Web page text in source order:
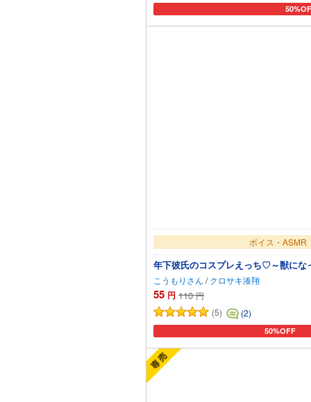
カート
ボイス・ASMR
年下彼氏のコスプレえっち♡～獣にな
こうもりさん / クロサキ湊翔
55 円 110 円
(5)
(2)
50%OFF
カートに追加